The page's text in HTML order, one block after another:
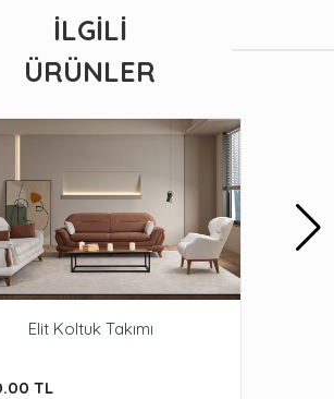
İLGILI
ÜRÜNLER
Elit Koltuk Takımı
TL